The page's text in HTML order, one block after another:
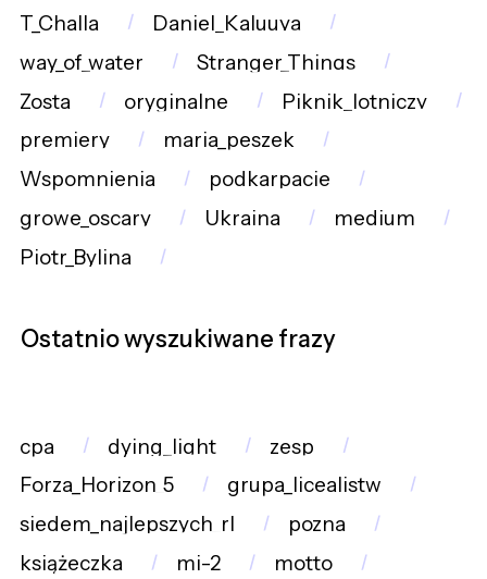
T_Challa
Daniel_Kaluuya
way_of_water
Stranger_Things
Zosta
oryginalne
Piknik_lotniczy
premiery
maria_peszek
Wspomnienia
podkarpacie
growe_oscary
Ukraina
medium
Piotr_Bylina
Ostatnio wyszukiwane frazy
cpa dying_light
zesp
Forza_Horizon_5
grupa_licealistw
siedem_najlepszych_rl
pozna
książeczka
mi-2
motto